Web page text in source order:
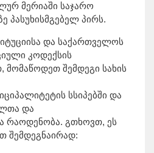
მერიაში საჯარო
პასუხისმგებელ პირს.
და საქართველოს
კოდექსის
მომაწოდეთ შემდეგი სახის
სსიპებში და
და
რაოდენობა. გთხოვთ, ეს
შემდეგნაირად: